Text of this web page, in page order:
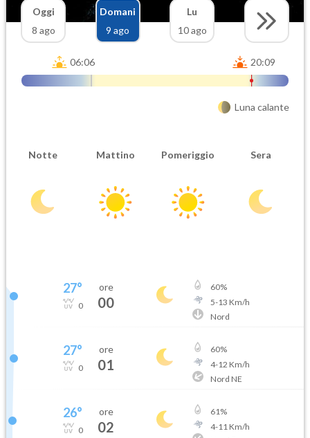
Oggi
8 ago
Domani
9 ago
Lu
10 ago
06:06 20:09
Luna calante
Notte Mattino Pomeriggio Sera
27°
0
ore
00
60%
5-13 Km/h
Nord
27°
0
ore
01
60%
4-12 Km/h
Nord NE
26°
0
ore
02
61%
4-11 Km/h